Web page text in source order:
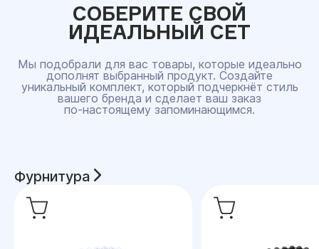
СОБЕРИТЕ СВОЙ
ИДЕАЛЬНЫЙ СЕТ
Мы подобрали для вас товары, которые идеально
дополнят выбранный продукт. Создайте
уникальный комплект, который подчеркнёт стиль
вашего бренда и сделает ваш заказ
по‑настоящему запоминающимся.
Фурнитура